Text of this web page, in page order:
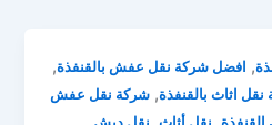
, افضل شركة نقل عفش بالقنفذة,
اثاث بالقنفذة,شركة نقل عفش